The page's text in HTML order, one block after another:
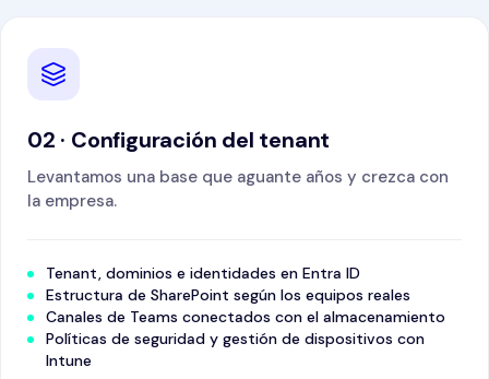
02 · Configuración del tenant
Levantamos una base que aguante años y crezca con
la empresa.
Tenant, dominios e identidades en Entra ID
Estructura de SharePoint según los equipos reales
Canales de Teams conectados con el almacenamiento
Políticas de seguridad y gestión de dispositivos con
Intune